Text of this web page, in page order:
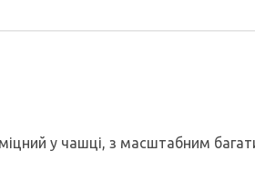
у чашці, з масштабним